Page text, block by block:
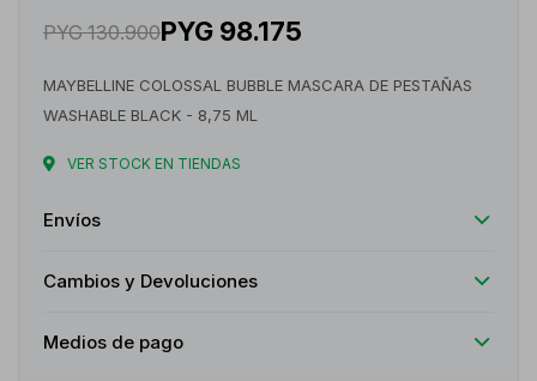
PYG 130.900PYG 98.175
MAYBELLINE COLOSSAL BUBBLE MASCARA DE PESTAÑAS
WASHABLE BLACK - 8,75 ML
VER STOCK EN TIENDAS
Envíos
Cambios y Devoluciones
Medios de pago